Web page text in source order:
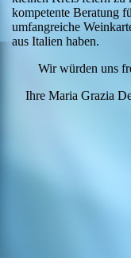
kompetente Beratung
umfangreiche
aus Italien haben.
Wir würden uns
Ihre Maria Grazia